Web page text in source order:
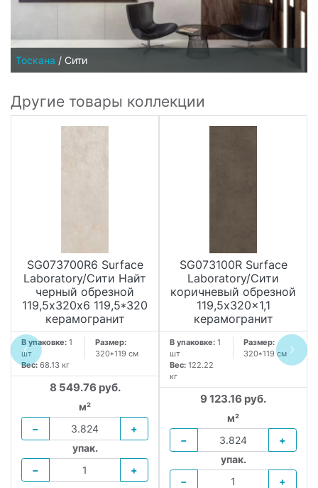
Тоскана / Сити
Другие товары коллекции
SG073700R6 Surface
Laboratory/Сити Найт
черный обрезной
119,5х320х6 119,5*320
керамогранит
В упаковке: 1
шт
Размер:
320*119 см
Вес: 68.13 кг
8 549.76 руб.
м²
−
+
упак.
−
+
SG073100R Surface
Laboratory/Сити
коричневый обрезной
119,5x320x1,1
керамогранит
В упаковке: 1
шт
Размер:
320*119 см
Вес: 122.22
кг
9 123.16 руб.
м²
−
+
упак.
−
+